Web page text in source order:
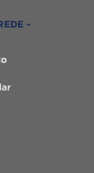
-